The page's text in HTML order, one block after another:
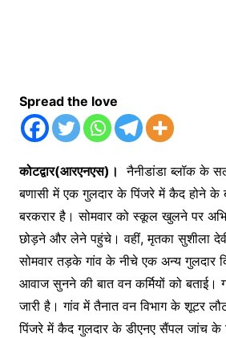
Spread the love
कोटद्वार(आरएनएस)। नैनीडांडा ब्लॉक के
बणासी में एक गुलदार के पिंजरे में कैद होने के
बरकरार है। सोमवार को स्कूल खुलने पर
छोड़ने और लेने पहुंचे। वहीं, मृतका सुशीला
सोमवार तड़के गांव के नीचे एक अन्य गुलदार
आवाज सुनने की बात वन कर्मियों को बताई।
जारी है। गांव में तैनात वन विभाग के शूटर
पिंजरे में कैद गुलदार के डीएनए सैंपल जांच के